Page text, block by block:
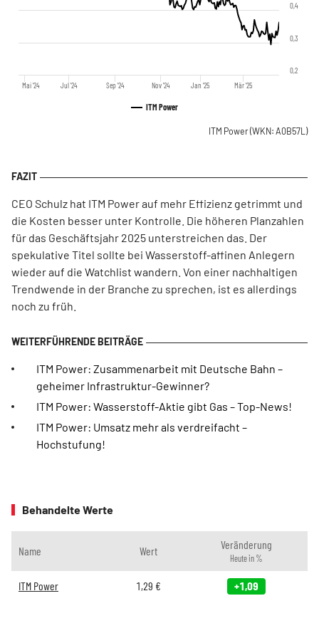
ITM Power
Mai '24 Jul '24 Sep '24 Nov '24 Jan '25 Mär '25
0,2
0,3
0,4
ITM Power(WKN: A0B57L)
CEO Schulz hat ITM Power auf mehr Effizienz getrimmt und
die Kosten besser unter Kontrolle. Die höheren Planzahlen
für das Geschäftsjahr 2025 unterstreichen das. Der
spekulative Titel sollte bei Wasserstoff-affinen Anlegern
wieder auf die Watchlist wandern. Von einer nachhaltigen
Trendwende in der Branche zu sprechen, ist es allerdings
noch zu früh.
ITM Power: Zusammenarbeit mit Deutsche Bahn –
geheimer Infrastruktur-Gewinner?
ITM Power: Wasserstoff-Aktie gibt Gas – Top-News!
ITM Power: Umsatz mehr als verdreifacht –
Hochstufung!
Behandelte Werte
Name Wert Veränderung
Heute in %
ITM Power 1,29 € +1,09